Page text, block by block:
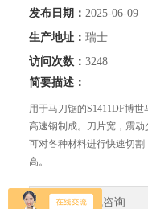
发布日期： 2025-06-09
生产地址： 瑞士
访问次数： 3248
简要描述：
用于马刀锯的S1411DF博
高速钢制成。刀片宽，震动
可对各种材料进行快速切
高。
在线咨询